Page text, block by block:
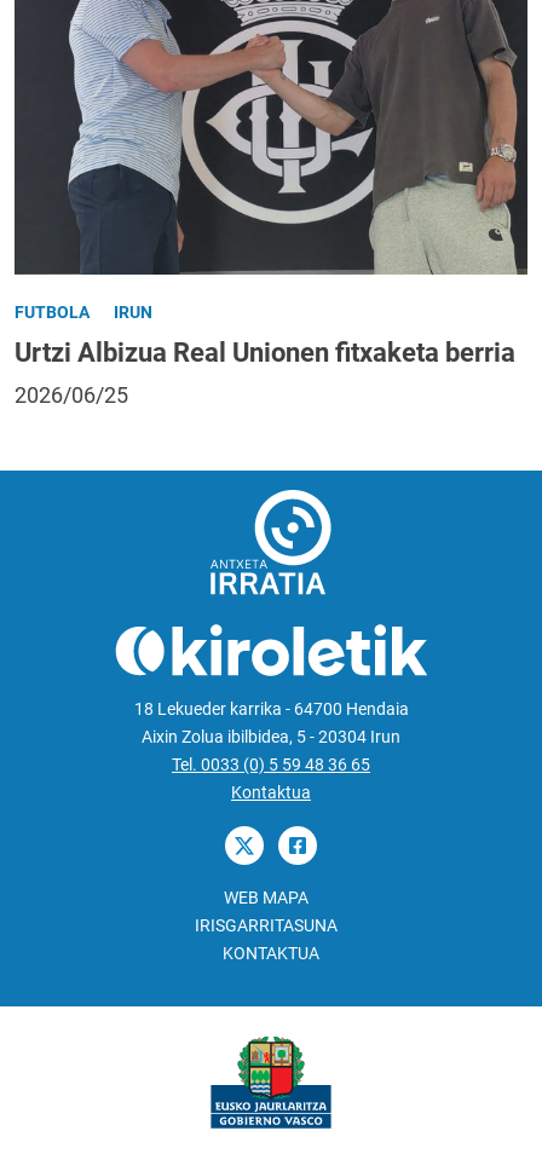
FUTBOLA IRUN
Urtzi Albizua Real Unionen fitxaketa berria
2026/06/25
18 Lekueder karrika - 64700 Hendaia
Aixin Zolua ibilbidea, 5 - 20304 Irun
Tel. 0033 (0) 5 59 48 36 65
Kontaktua
WEB MAPA
IRISGARRITASUNA
KONTAKTUA